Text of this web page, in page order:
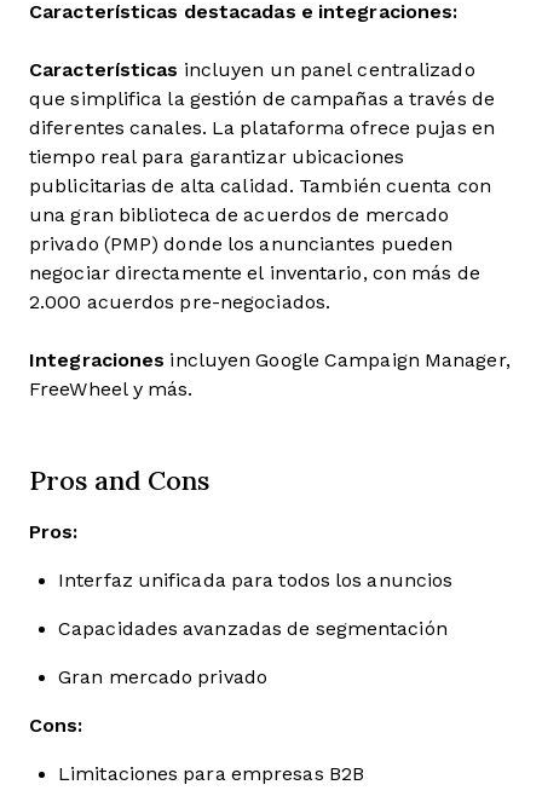
Características destacadas e integraciones:
Características incluyen un panel centralizado
que simplifica la gestión de campañas a través de
diferentes canales. La plataforma ofrece pujas en
tiempo real para garantizar ubicaciones
publicitarias de alta calidad. También cuenta con
una gran biblioteca de acuerdos de mercado
privado (PMP) donde los anunciantes pueden
negociar directamente el inventario, con más de
2.000 acuerdos pre-negociados.
Integraciones incluyen Google Campaign Manager,
FreeWheel y más.
Pros and Cons
Pros:
Interfaz unificada para todos los anuncios
Capacidades avanzadas de segmentación
Gran mercado privado
Cons:
Limitaciones para empresas B2B